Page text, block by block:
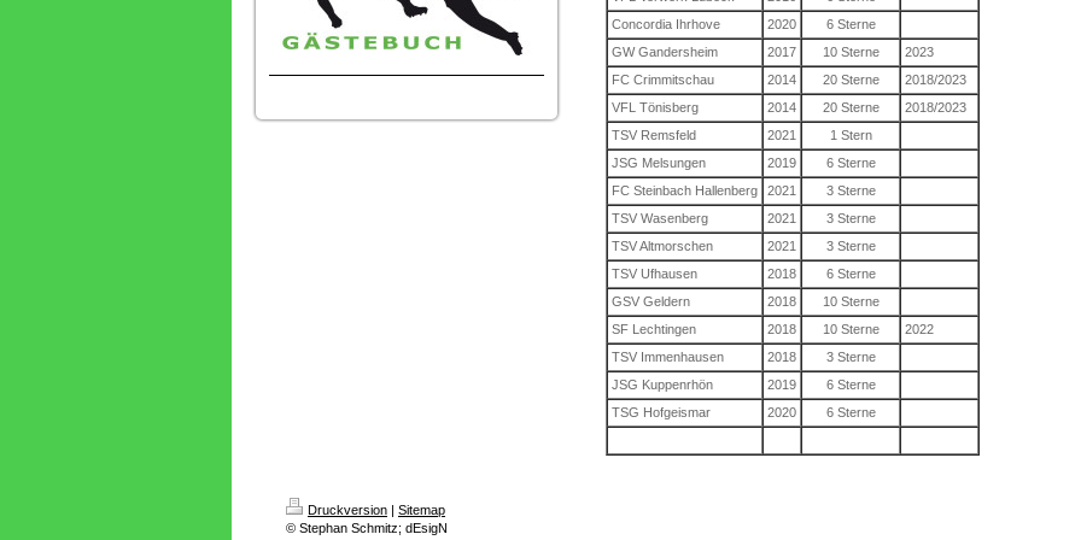
Concordia Ihrhove
2020
6 Sterne
GW Gandersheim
2017 10 Sterne
2023
FC Crimmitschau
2014 20 Sterne
2018/2023
VFL Tönisberg
2014 20 Sterne
2018/2023
TSV Remsfeld
2021
1 Stern
JSG Melsungen
2019
6 Sterne
FC Steinbach Hallenberg
2021
3 Sterne
TSV Wasenberg
2021
3 Sterne
TSV Altmorschen
2021
3 Sterne
TSV Ufhausen
2018
6 Sterne
GSV Geldern
2018
10 Sterne
SF Lechtingen
2018 10 Sterne
2022
TSV Immenhausen
2018
3 Sterne
JSG Kuppenrhön
2019
6 Sterne
TSG Hofgeismar
2020 6 Sterne
Druckversion | Sitemap
© Stephan Schmitz; dEsigN